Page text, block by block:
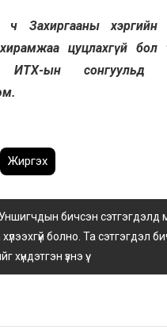
ч Захиргааны хэргийн
цуцлахгүй бол
ИТХ-ын сонгуульд
Жиргэх
бичсэн сэтгэгдэлд
болно. Та сэтгэгдэл
үзнэ үү.